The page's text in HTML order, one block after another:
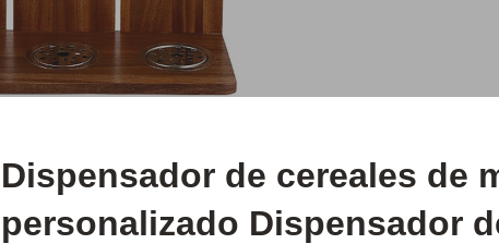
Dispensador de cereales de
personalizado Dispensador